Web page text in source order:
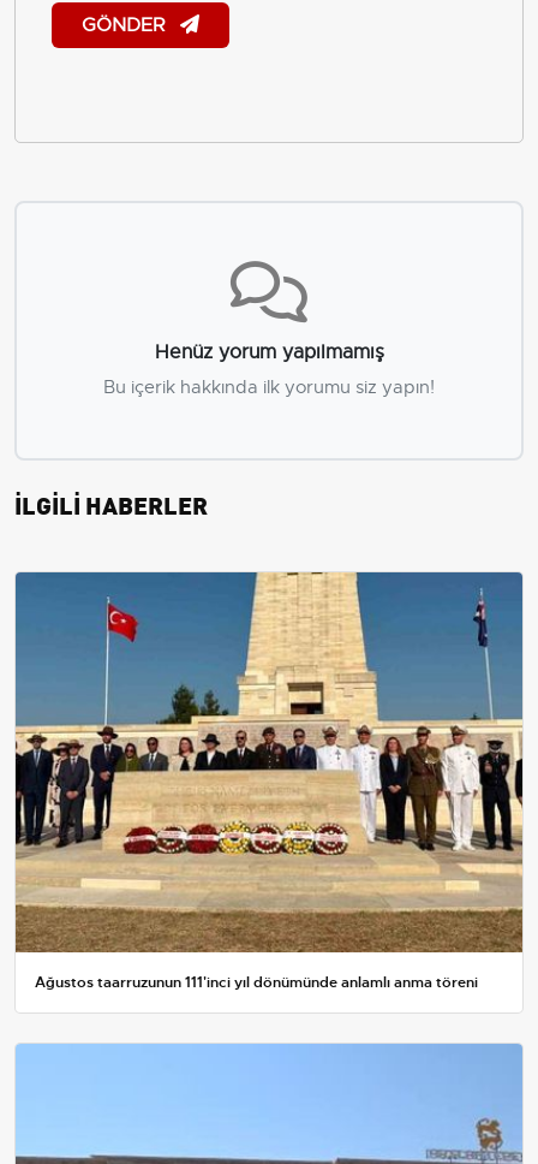
GÖNDER
Henüz yorum yapılmamış
Bu içerik hakkında ilk yorumu siz yapın!
İLGİLİ HABERLER
Ağustos taarruzunun 111'inci yıl dönümünde anlamlı anma töreni